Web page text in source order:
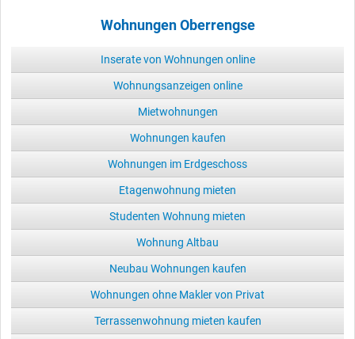
Wohnungen Oberrengse
Inserate von Wohnungen online
Wohnungsanzeigen online
Mietwohnungen
Wohnungen kaufen
Wohnungen im Erdgeschoss
Etagenwohnung mieten
Studenten Wohnung mieten
Wohnung Altbau
Neubau Wohnungen kaufen
Wohnungen ohne Makler von Privat
Terrassenwohnung mieten kaufen